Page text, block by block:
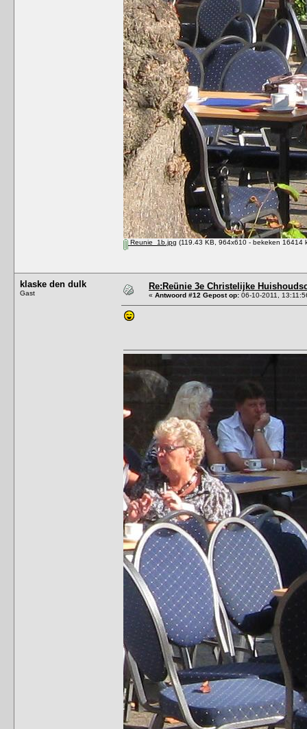
Reunie_1b.jpg (119.43 KB, 964x610 - bekeken 16414
klaske den dulk
Gast
Re:Reünie 3e Christelijke
« Antwoord #12 Gepost op: 06-10-2011,